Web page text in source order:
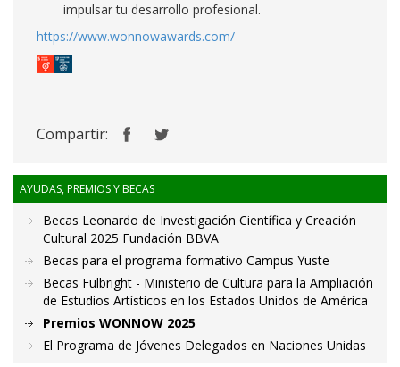
impulsar tu desarrollo profesional.
https://www.wonnowawards.com/
Compartir:
AYUDAS, PREMIOS Y BECAS
Becas Leonardo de Investigación Científica y Creación
Cultural 2025 Fundación BBVA
Becas para el programa formativo Campus Yuste
Becas Fulbright - Ministerio de Cultura para la Ampliación
de Estudios Artísticos en los Estados Unidos de América
Premios WONNOW 2025
El Programa de Jóvenes Delegados en Naciones Unidas